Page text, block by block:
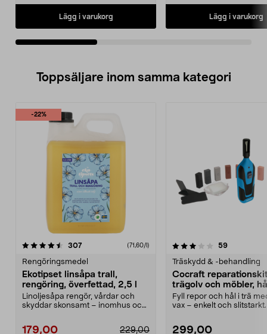
Lägg i varukorg Lägg i varukorg
Toppsäljare inom samma kategori
-22%
307recensioner (71,60/l)
Rengöringsmedel
Ekotipset linsåpa trall,
rengöring, överfettad, 2,5 l
Linoljesåpa rengör, vårdar och
skyddar skonsamt – inomhus och
179,00 229,00
3.0 av 5 stjärnor 59recensioner
Träskydd & -behandling
Cocraft
trägolv och möbler,
Fyll repor och hål i trä
vax – enkelt och
299,00
5.0 av 5 stjärnor